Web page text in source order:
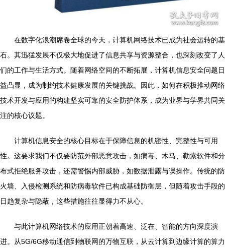
在数字化浪潮席卷全球的今天，计算机网络技术已成为社会运转的基
石。其迅猛发展不仅极大地促进了信息共享与资源整合，也深刻改变了人
们的工作与生活方式。随着网络空间的不断拓展，计算机信息安全问题日
益凸显，成为制约技术健康发展的关键挑战。因此，如何在积极推动网络
技术开发与应用的构建坚实可靠的安全防护体系，成为业界与学界共同关
注的核心议题。
计算机信息安全的核心目标在于保障信息的机密性、完整性与可用
性。这要求我们不仅要防范外部恶意攻击，如病毒、木马、勒索软件和分
布式拒绝服务攻击，还需警惕内部威胁，如数据泄露与误操作。传统的防
火墙、入侵检测系统和防病毒软件已构成基础防御层，但随着攻击手段的
日趋复杂与隐蔽，这些措施往往显得力不从心。
与此计算机网络技术的应用正朝着高速、泛在、智能的方向深度演
进。从5G/6G移动通信到物联网的万物互联，从云计算到边缘计算的算力